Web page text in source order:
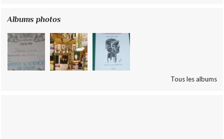
Albums photos
Tous les albums